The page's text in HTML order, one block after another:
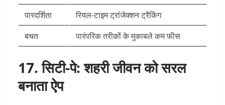
पारदर्शिता
रियल-टाइम ट्रांजेक्शन ट्रैकिंग
बचत
पारंपरिक तरीकों के मुकाबले कम फीस
17. सिटी-पे: शहरी जीवन को सरल
बनाता ऐप